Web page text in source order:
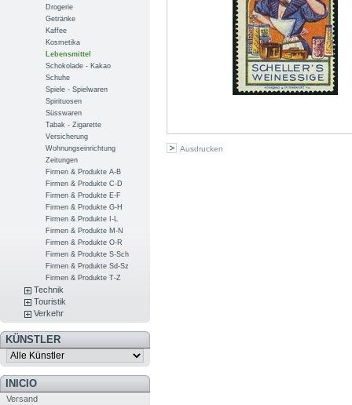
Drogerie
Getränke
Kaffee
Kosmetika
Lebensmittel
Schokolade - Kakao
Schuhe
Spiele - Spielwaren
Spirituosen
Süsswaren
Tabak - Zigarette
Versicherung
Wohnungseinrichtung
Zeitungen
Firmen & Produkte A-B
Firmen & Produkte C-D
Firmen & Produkte E-F
Firmen & Produkte G-H
Firmen & Produkte I-L
Firmen & Produkte M-N
Firmen & Produkte O-R
Firmen & Produkte S-Sch
Firmen & Produkte Sd-Sz
Firmen & Produkte T-Z
Technik
Touristik
Verkehr
KÜNSTLER
INICIO
Versand
Ausdrucken